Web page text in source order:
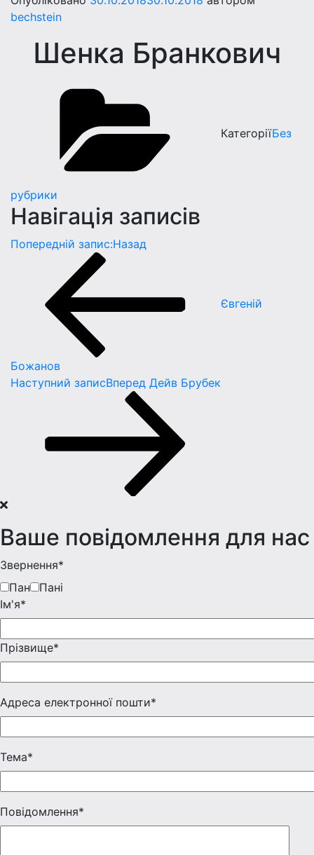
bechstein
Шенка Бранкович
КатегоріїБез
рубрики
Навігація записів
Попередній запис:Назад
Євгенiй
Божанов
Наступний записВперед Дейв Брубек
Ваше повідомлення для нас
Звернення*
Пан
Пані
Iм'я*
Прізвище*
Адреса електронної пошти*
Тема*
Повідомлення*